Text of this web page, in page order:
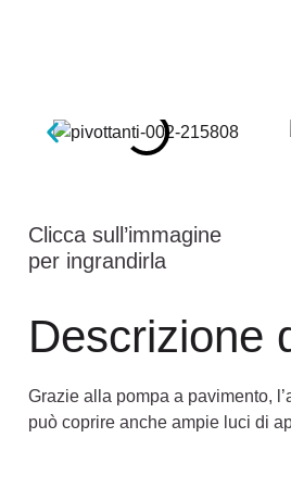
Clicca sull’immagine
per ingrandirla
Descrizione
Grazie alla pompa a pavimento,
può coprire anche ampie luci di